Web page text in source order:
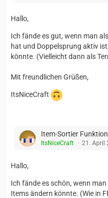
Hallo,
Ich fände es gut, wenn man
hat und Doppelsprung aktiv
könnte. (Vielleicht dann als
Mit freundlichen Grüßen,
ItsNiceCraft
Item-Sortier
ItsNiceCraft 21. April
Hallo,
Ich fände es schön, wenn
Items ändern könnte. (Wie in